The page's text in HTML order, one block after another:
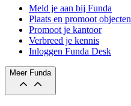
Meld je aan bij Funda
Plaats en promoot objecten
Promoot je kantoor
Verbreed je kennis
Inloggen Funda Desk
Meer Funda